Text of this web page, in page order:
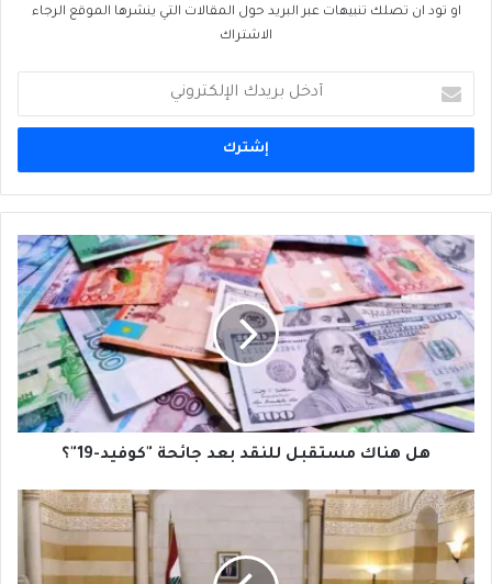
او تود ان تصلك تنبيهات عبر البريد حول المقالات التي ينشرها الموقع الرجاء
الاشتراك
بريدك
الإلكتروني
هل
هناك
مستقبل
للنقد
جائحة
"كوفيد-19"؟
هل هناك مستقبل للنقد بعد جائحة "كوفيد-19"؟
حكومةُ
"المُستَشارين"
بحاجةٍ
إلى